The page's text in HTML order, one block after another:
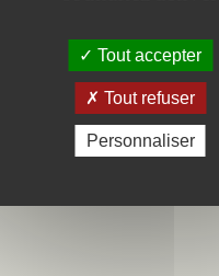
Tout accepter
Tout refuser
Personnaliser